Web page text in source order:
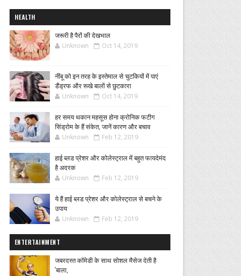
HEALTH
जरूरी है पैरों की देखभाल
Unknown Oct 14, 2019
नींबू को इन तरह के इस्तेमाल से चुटकियों में पाएं
डैंड्रफ और रूखे बालों से छुटकारा
Unknown Oct 14, 2019
हर समय थकान महसूस होना क्रोनिक फटीग
सिंड्रोम के हैं संकेत, जानें कारण और बचाव
Unknown Feb 12, 2019
हाई ब्लड प्रेशर और कोलेस्ट्राल में बहुत फायदेमंद
है अदरक
Unknown Feb 12, 2019
ये हैं हाई ब्लड प्रेशर और कोलेस्ट्राल से बचने के
उपाय
Unknown Feb 12, 2019
ENTERTAINMENT
जबरदस्त कॉमेडी के साथ सोशल मैसेज देती है
'बाला,